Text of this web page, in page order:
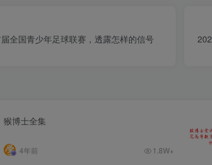
全国青少年足球联赛，透露怎样的信号
猴博士全集
4年前 1.8W+